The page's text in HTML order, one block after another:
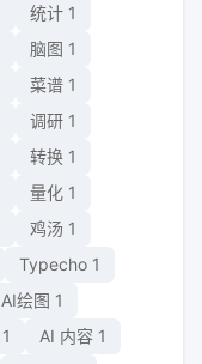
统计 1
脑图 1
菜谱 1
调研 1
转换 1
量化 1
鸡汤 1
Typecho 1
AI绘图 1
1 AI 内容 1